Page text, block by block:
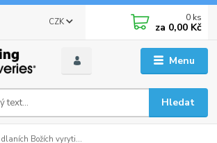
Menu
CZK
Hledat
0 ks
za 0,00 Kč
Božích vyryti...